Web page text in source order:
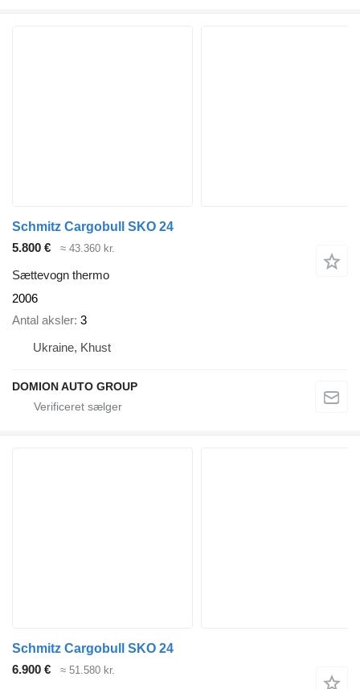
Schmitz Cargobull SKO 24
5.800 €
≈ 43.360 kr.
Sættevogn thermo
2006
Antal aksler 3
Ukraine, Khust
DOMION AUTO GROUP
Schmitz Cargobull SKO 24
6.900 €
≈ 51.580 kr.